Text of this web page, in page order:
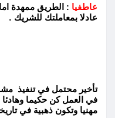
عاطفيا : الطريق ممهدة
عادلا بمعاملتك للشريك .
تأخير محتمل في تنفيذ
في العمل كن حكيما
مهنيا وتكون ذهبية في